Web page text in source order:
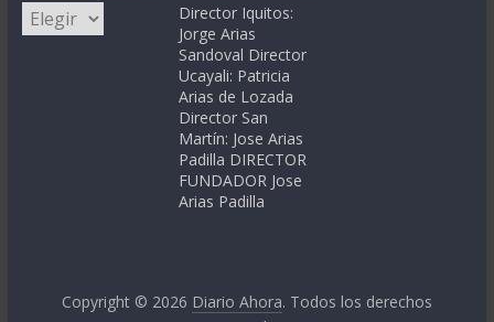
Categorías
Director Iquitos:
Jorge Arias
Sandoval Director
Ucayali: Patricia
Arias de Lozada
Director San
Martín: Jose Arias
Padilla DIRECTOR
FUNDADOR Jose
Arias Padilla
Copyright © 2026 Diario Ahora. Todos los derechos